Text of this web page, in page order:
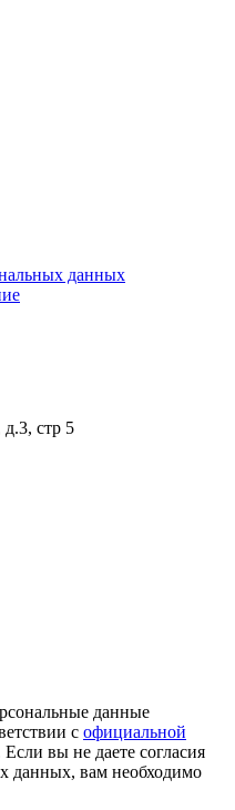
данных
стр 5
данные
с официальной
Если вы не даете согласия
данных, вам необходимо